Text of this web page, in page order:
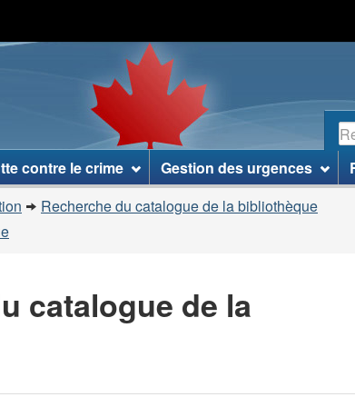
au
contenu
principal
à
«
propos
ce
site
»
à
la
version
simplifiée
contre le crime Gestion des urgences
Recherche du catalogue de la bibliothèque
catalogue de la